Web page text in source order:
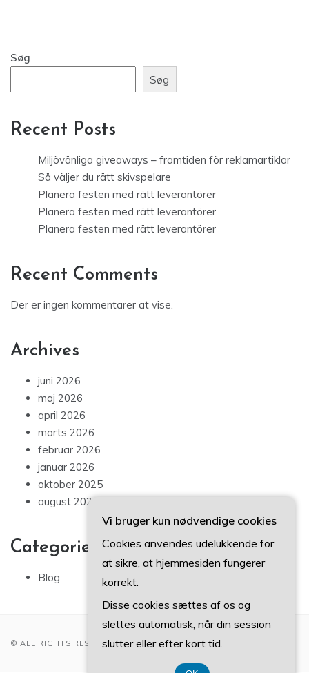
Søg
Søg
Recent Posts
Miljövänliga giveaways – framtiden för reklamartiklar
Så väljer du rätt skivspelare
Planera festen med rätt leverantörer
Planera festen med rätt leverantörer
Planera festen med rätt leverantörer
Recent Comments
Der er ingen kommentarer at vise.
Archives
juni 2026
maj 2026
april 2026
marts 2026
februar 2026
januar 2026
oktober 2025
august 2025
Categories
Blog
© ALL RIGHTS RESERVED 2022
Vi bruger kun nødvendige cookies
Cookies anvendes udelukkende for
at sikre, at hjemmesiden fungerer
korrekt.
Disse cookies sættes af os og
slettes automatisk, når din session
slutter eller efter kort tid.